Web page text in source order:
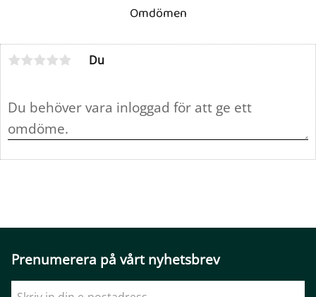
Omdömen
Du
Prenumerera på vårt nyhetsbrev